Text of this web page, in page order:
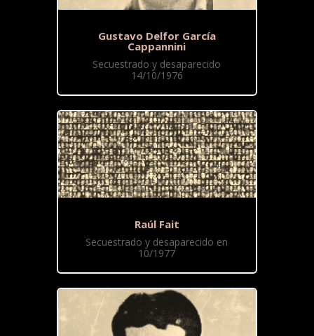
Gustavo Delfor García
Cappannini
Secuestrado y desaparecido
14/10/1976
Raúl Fait
Secuestrado y desaparecido en
10/1977